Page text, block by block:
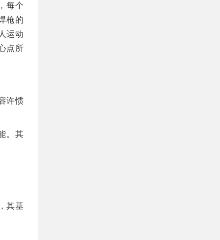
每个
枪的
运动
点所
许惯
。其
其基